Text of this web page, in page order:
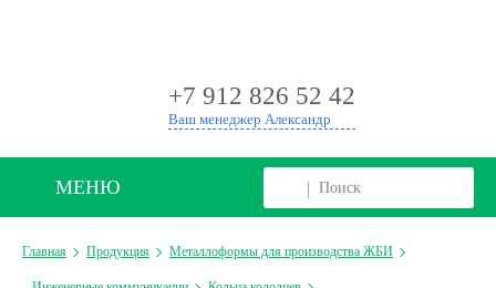
+7 912 826 52 42
Ваш менеджер Александр
МЕНЮ
Главная Продукция Металлоформы для производства ЖБИ